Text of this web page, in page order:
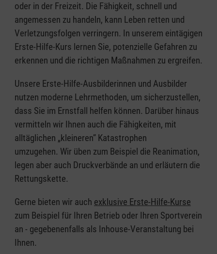
oder in der Freizeit. Die Fähigkeit, schnell und
angemessen zu handeln, kann Leben retten und
Verletzungsfolgen verringern. In unserem eintägigen
Erste-Hilfe-Kurs lernen Sie, potenzielle Gefahren zu
erkennen und die richtigen Maßnahmen zu ergreifen.
Unsere Erste-Hilfe-Ausbilderinnen und Ausbilder
nutzen moderne Lehrmethoden, um sicherzustellen,
dass Sie im Ernstfall helfen können. Darüber hinaus
vermitteln wir Ihnen auch die Fähigkeiten, mit
alltäglichen „kleineren” Katastrophen
umzugehen. Wir üben zum Beispiel die Reanimation,
legen aber auch Druckverbände an und erläutern die
Rettungskette.
Gerne bieten wir auch exklusive Erste-Hilfe-Kurse
zum Beispiel für Ihren Betrieb oder Ihren Sportverein
an - gegebenenfalls als Inhouse-Veranstaltung bei
Ihnen.